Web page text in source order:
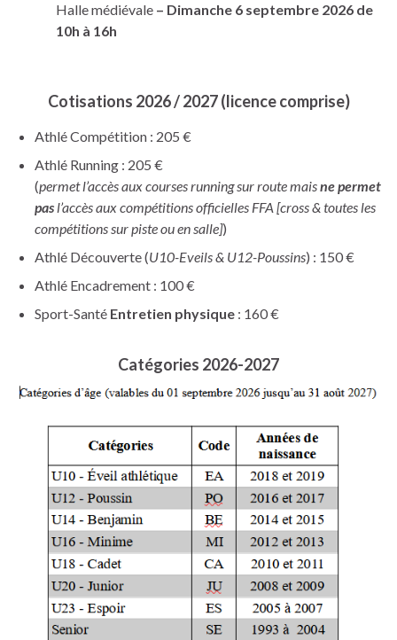
Halle médiévale – Dimanche 6 septembre 2026 de
10h à 16h
Cotisations 2026 / 2027 (licence comprise)
Athlé Compétition : 205 €
Athlé Running : 205 €
(permet l’accès aux courses running sur route maisne permet
pas l’accès aux compétitions officielles FFA [cross & toutes les
compétitions sur piste ou en salle])
Athlé Découverte (U10-Eveils & U12-Poussins) : 150 €
Athlé Encadrement : 100 €
Sport-Santé Entretien physique : 160 €
Catégories 2026-2027